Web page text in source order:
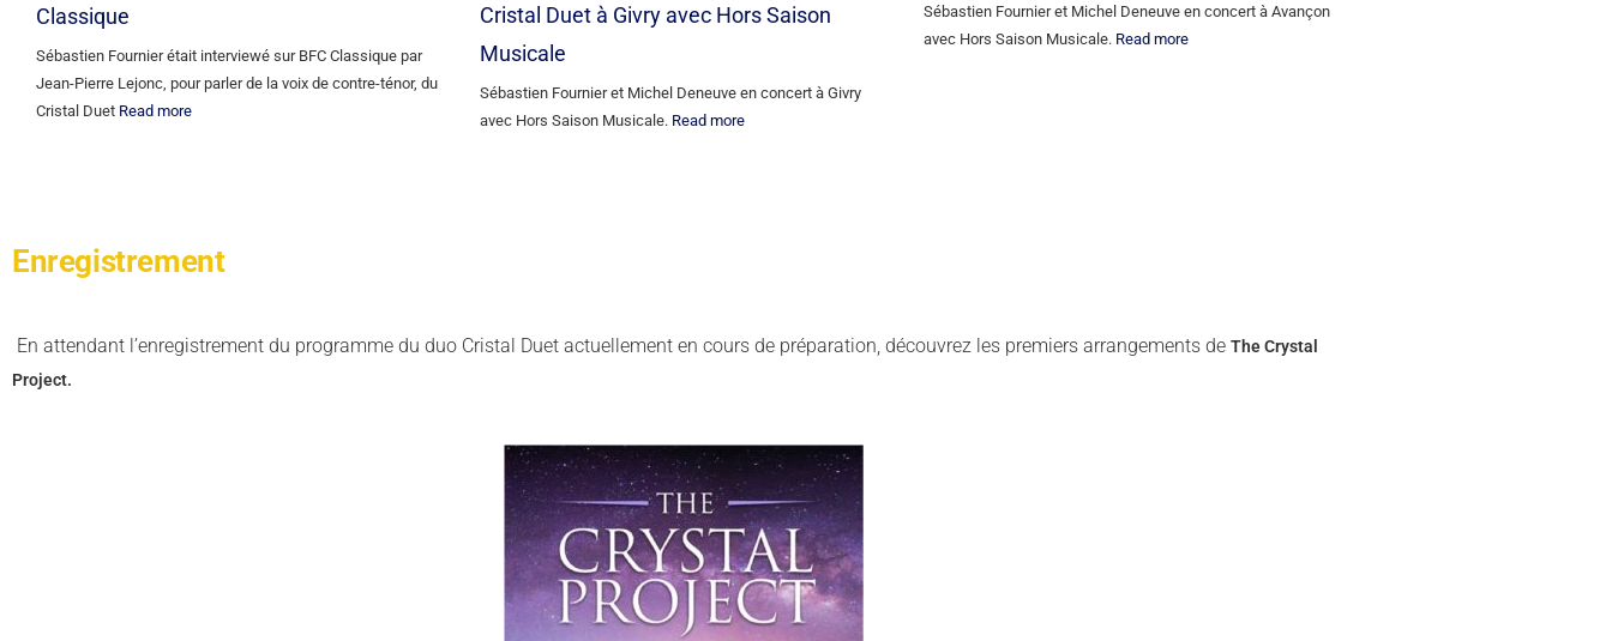
Classique
Sébastien Fournier était interviewé sur BFC Classique par
Jean-Pierre Lejonc, pour parler de la voix de contre-ténor, du
Cristal Duet Read more
Cristal Duet à Givry avec Hors Saison
Musicale
Sébastien Fournier et Michel Deneuve en concert à Givry
avec Hors Saison Musicale. Read more
Sébastien Fournier et Michel Deneuve en concert à Avançon
avec Hors Saison Musicale. Read more
Enregistrement
En attendant l’enregistrement du programme du duo Cristal Duet actuellement en cours de préparation, découvrez les premiers arrangements de The Crystal
Project.